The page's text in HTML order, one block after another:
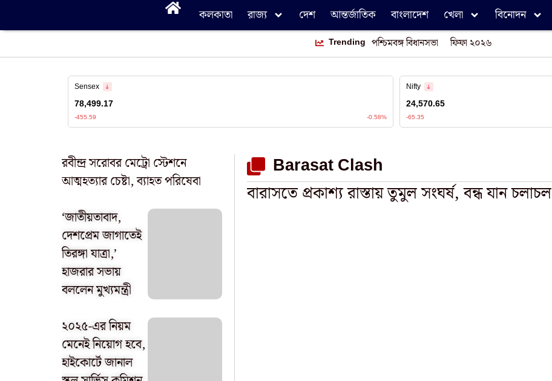
কলকাতা রাজ্য দেশ আন্তর্জাতিক বাংলাদেশ খেলা বিনোদন
Trending পশ্চিমবঙ্গ বিধানসভা ফিফা ২০২৬
রবীন্দ্র সরোবর মেট্রো স্টেশনে
আত্মহত্যার চেষ্টা, ব্যাহত পরিষেবা
‘জাতীয়তাবাদ,
দেশপ্রেম জাগাতেই
তিরঙ্গা যাত্রা,’
হাজরার সভায়
বললেন মুখ্যমন্ত্রী
২০২৫-এর নিয়ম
মেনেই নিয়োগ হবে,
হাইকোর্টে জানাল
Barasat Clash
বারাসতে প্রকাশ্য রাস্তায় তুমুল সংঘর্ষ, বন্ধ যান চলাচল